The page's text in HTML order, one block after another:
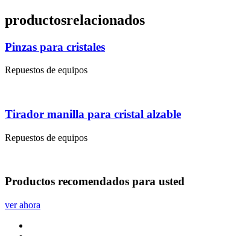
productosrelacionados
Pinzas para cristales
Repuestos de equipos
Tirador manilla para cristal alzable
Repuestos de equipos
Productos recomendados para usted
ver ahora